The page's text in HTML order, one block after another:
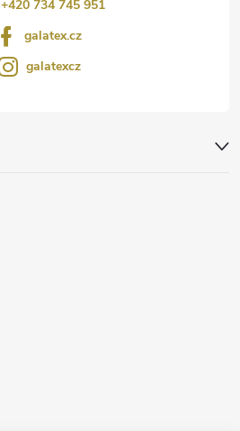
+420 734 745 951
galatex.cz
galatexcz